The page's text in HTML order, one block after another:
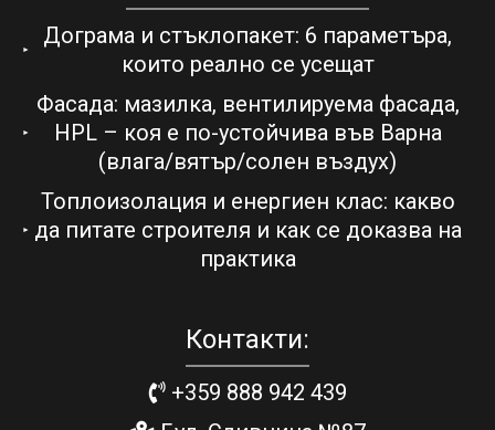
Дограма и стъклопакет: 6 параметъра,
които реално се усещат
Фасада: мазилка, вентилируема фасада,
HPL – коя е по-устойчива във Варна
(влага/вятър/солен въздух)
Топлоизолация и енергиен клас: какво
да питате строителя и как се доказва на
практика
Контакти:
+359 888 942 439